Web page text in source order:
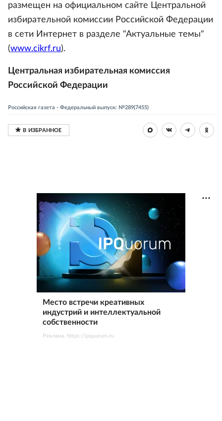
размещен на официальном сайте Центральной
избирательной комиссии Российской Федерации
в сети Интернет в разделе "Актуальные темы"
(www.cikrf.ru).
Центральная избирательная комиссия
Российской Федерации
Российская газета - Федеральный выпуск: №289(7455)
Место встречи креативных
индустрий и интеллектуальной
собственности
Реклама. https://ipquorum.ru